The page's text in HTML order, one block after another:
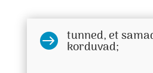
 tunned, et
korduvad;